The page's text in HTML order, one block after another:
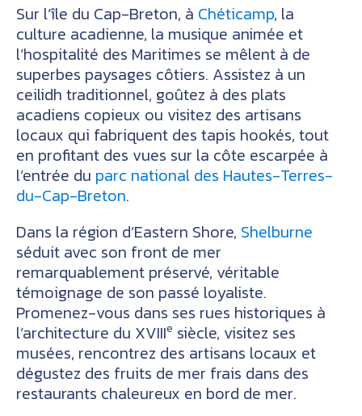
Sur l’île du Cap-Breton, à Chéticamp, la
culture acadienne, la musique animée et
l’hospitalité des Maritimes se mêlent à de
superbes paysages côtiers. Assistez à un
ceilidh traditionnel, goûtez à des plats
acadiens copieux ou visitez des artisans
locaux qui fabriquent des tapis hookés, tout
en profitant des vues sur la côte escarpée à
l’entrée du parc national des Hautes-Terres-
du-Cap-Breton.
Dans la région d’Eastern Shore, Shelburne
séduit avec son front de mer
remarquablement préservé, véritable
témoignage de son passé loyaliste.
Promenez-vous dans ses rues historiques à
l’architecture du XVIIIe siècle, visitez ses
musées, rencontrez des artisans locaux et
dégustez des fruits de mer frais dans des
restaurants chaleureux en bord de mer.